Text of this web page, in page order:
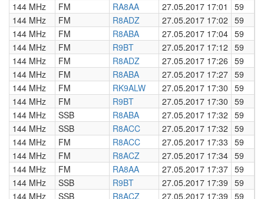
144 MHz
FM RA8AA 27.05.2017 17:01 59
144 MHz
FM R8ADZ 27.05.2017 17:02 59
144 MHz
FM R8ABA 27.05.2017 17:04 59
144 MHz
FM R9BT 27.05.2017 17:12 59
144 MHz
FM R8ADZ 27.05.2017 17:26 59
144 MHz
FM R8ABA 27.05.2017 17:27 59
144 MHz
FM RK9ALW 27.05.2017 17:30 59
144 MHz
FM R9BT 27.05.2017 17:30 59
144 MHz
SSB R8ABA 27.05.2017 17:32 59
144 MHz
SSB R8ACC 27.05.2017 17:32 59
144 MHz
FM R8ACC 27.05.2017 17:33 59
144 MHz
FM R8ACZ 27.05.2017 17:34 59
144 MHz
FM RA8AA 27.05.2017 17:37 59
144 MHz
SSB R9BT 27.05.2017 17:39 59
144 MHz
SSB R8ACZ 27.05.2017 17:39 59